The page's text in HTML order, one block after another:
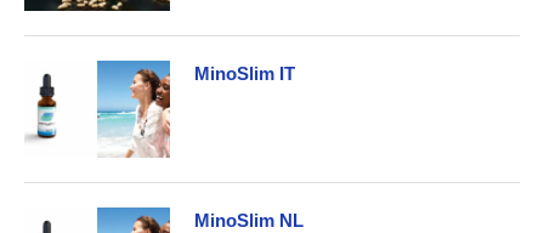
MinoSlim IT
MinoSlim NL